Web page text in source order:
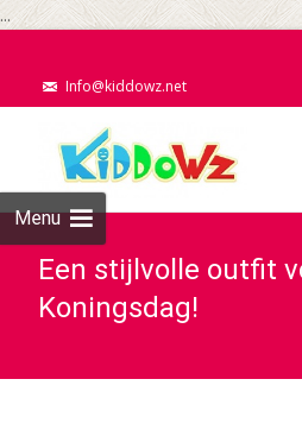
...
Info@kiddowz.net
Menu
Een stijlvolle outfit
Koningsdag!